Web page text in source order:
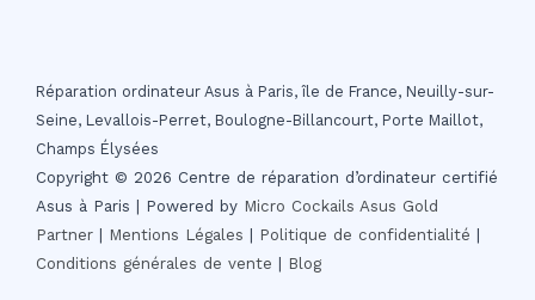
Réparation ordinateur Asus à Paris, île de France, Neuilly-sur-
Seine, Levallois-Perret, Boulogne-Billancourt, Porte Maillot,
Champs Élysées
Copyright © 2026 Centre de réparation d’ordinateur certifié
Asus à Paris | Powered by Micro Cockails Asus Gold
Partner | Mentions Légales | Politique de confidentialité |
Conditions générales de vente | Blog